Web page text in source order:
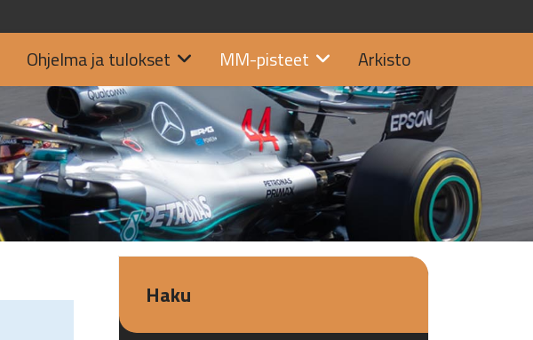
Ohjelma ja tulokset MM-pisteet Arkisto
Haku